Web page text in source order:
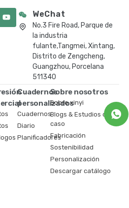
WeChat
No.3 Fire Road, Parque de
la industria
fulante,Tangmei, Xintang,
Distrito de Zengcheng,
Guangzhou, Porcelana
511340
Cuadernos
personalizados
Cuadernos
Diario
Planificadores
Sobre nosotros
Sobre xinyi
Blogs & Estudios de
caso
Fabricación
Sostenibilidad
Personalización
Descargar catálogo